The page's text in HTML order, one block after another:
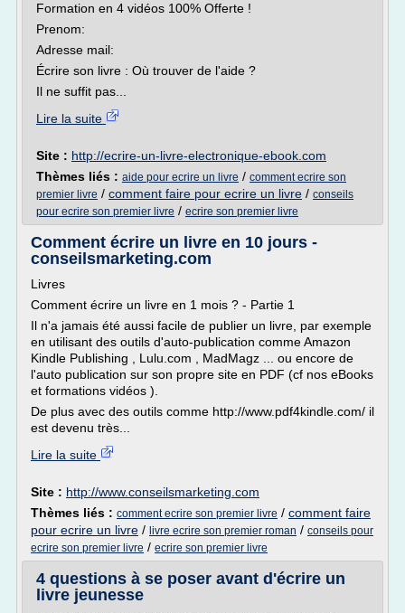
Formation en 4 vidéos 100% Offerte !
Prenom:
Adresse mail:
Écrire son livre : Où trouver de l'aide ?
Il ne suffit pas...
Lire la suite
Site : http://ecrire-un-livre-electronique-ebook.com
Thèmes liés : aide pour ecrire un livre / comment ecrire son
premier livre / comment faire pour ecrire un livre / conseils
pour ecrire son premier livre / ecrire son premier livre
Comment écrire un livre en 10 jours -
conseilsmarketing.com
Livres
Comment écrire un livre en 1 mois ? - Partie 1
Il n'a jamais été aussi facile de publier un livre, par exemple
en utilisant des outils d'auto-publication comme Amazon
Kindle Publishing , Lulu.com , MadMagz ... ou encore de
l'auto publication sur son propre site en PDF (cf nos eBooks
et formations vidéos ).
De plus avec des outils comme http://www.pdf4kindle.com/ il
est devenu très...
Lire la suite
Site : http://www.conseilsmarketing.com
Thèmes liés : comment ecrire son premier livre / comment faire
pour ecrire un livre / livre ecrire son premier roman / conseils pour
ecrire son premier livre / ecrire son premier livre
4 questions à se poser avant d'écrire un
livre jeunesse